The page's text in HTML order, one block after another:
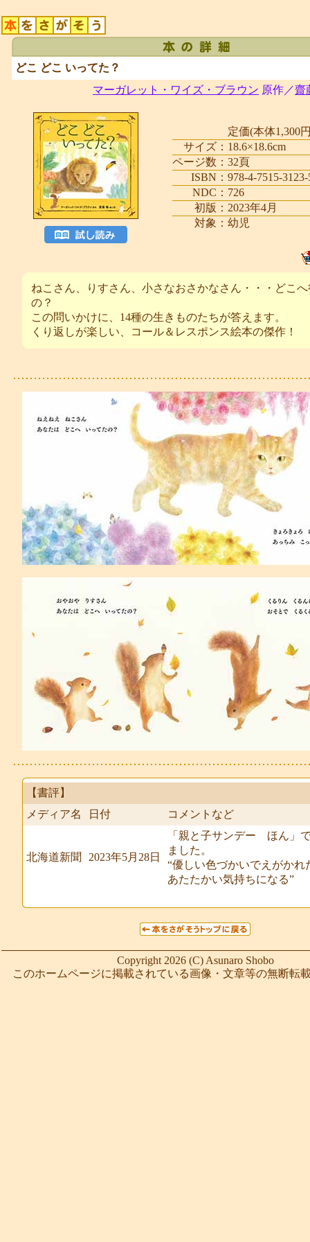
どこ どこ いってた？
マーガレット・ワイズ・ブラウン 原作／齋
定価(本体1,300
サイズ： 18.6×18.6cm
ページ数： 32頁
ISBN： 978-4-7515-3123-
NDC： 726
初版： 2023年4月
対象： 幼児
ねこさん、りすさん、小さなおさかなさん・・・どこ
の？
この問いかけに、14種の生きものたちが答えます。
くり返しが楽しい、コール＆レスポンス絵本の傑作！
【書評】
メディア名
日付 コメントなど
北海道新聞 2023年5月28日
「親と子サンデー ほん」
ました。
“優しい色づかいでえがかれ
あたたかい気持ちになる”
Copyright 2026 (C) Asunaro Shobo
このホームページに掲載されている画像・文章等の無断転